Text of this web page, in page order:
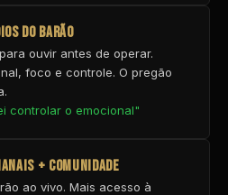
DO BARÃO
ouvir antes de operar.
foco e controle. O pregão
controlar o emocional"
+ COMUNIDADE
ao vivo. Mais acesso à